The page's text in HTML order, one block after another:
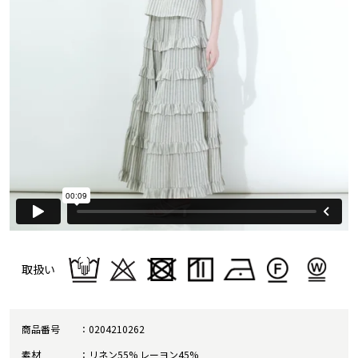
取扱い
商品番号
0204210262
素材
リネン55% レーヨン45%